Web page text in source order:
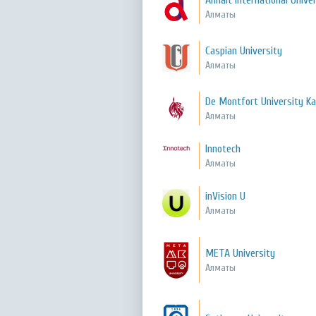
Алматы
Caspian University
Алматы
De Montfort University
Алматы
Innotech
Алматы
inVision U
Алматы
META University
Алматы